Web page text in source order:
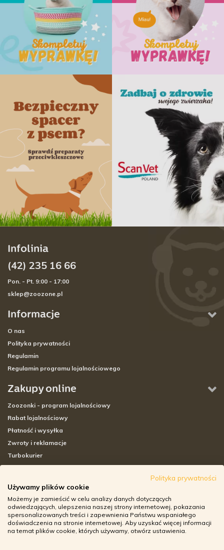
Informacje
O nas
Polityka prywatności
Regulamin
Regulamin programu lojalnościowego
Zakupy online
Zoozonki - program lojalnościowy
Rabat lojalnościowy
Płatność i wysyłka
Zwroty i reklamacje
Turbokurier
Adresy sklepów stacjonarnych
Godziny otwarcia sklepów
Aplikacja zoozone.pl
Zwroty i reklamacje
Infolinia
(42) 235 16 66
Pon. - Pt. 9:00 - 17:00
sklep@zoozone.pl
Polityka prywatności
Używamy plików cookie
Możemy je zamieścić w celu analizy danych dotyczących
odwiedzających, ulepszenia naszej strony internetowej, pokazania
spersonalizowanych treści i zapewnienia Państwu wspaniałego
doświadczenia na stronie internetowej. Aby uzyskać więcej informacji
na temat plików cookie, których używamy, otwórz ustawienia.